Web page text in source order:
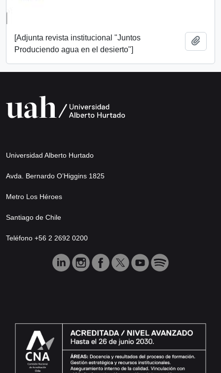
[Adjunta revista institucional "Juntos
Produciendo agua en el desierto"]
Universidad Alberto Hurtado
Avda. Bernardo O’Higgins 1825
Metro Los Héroes
Santiago de Chile
Teléfono +56 2 2692 0200